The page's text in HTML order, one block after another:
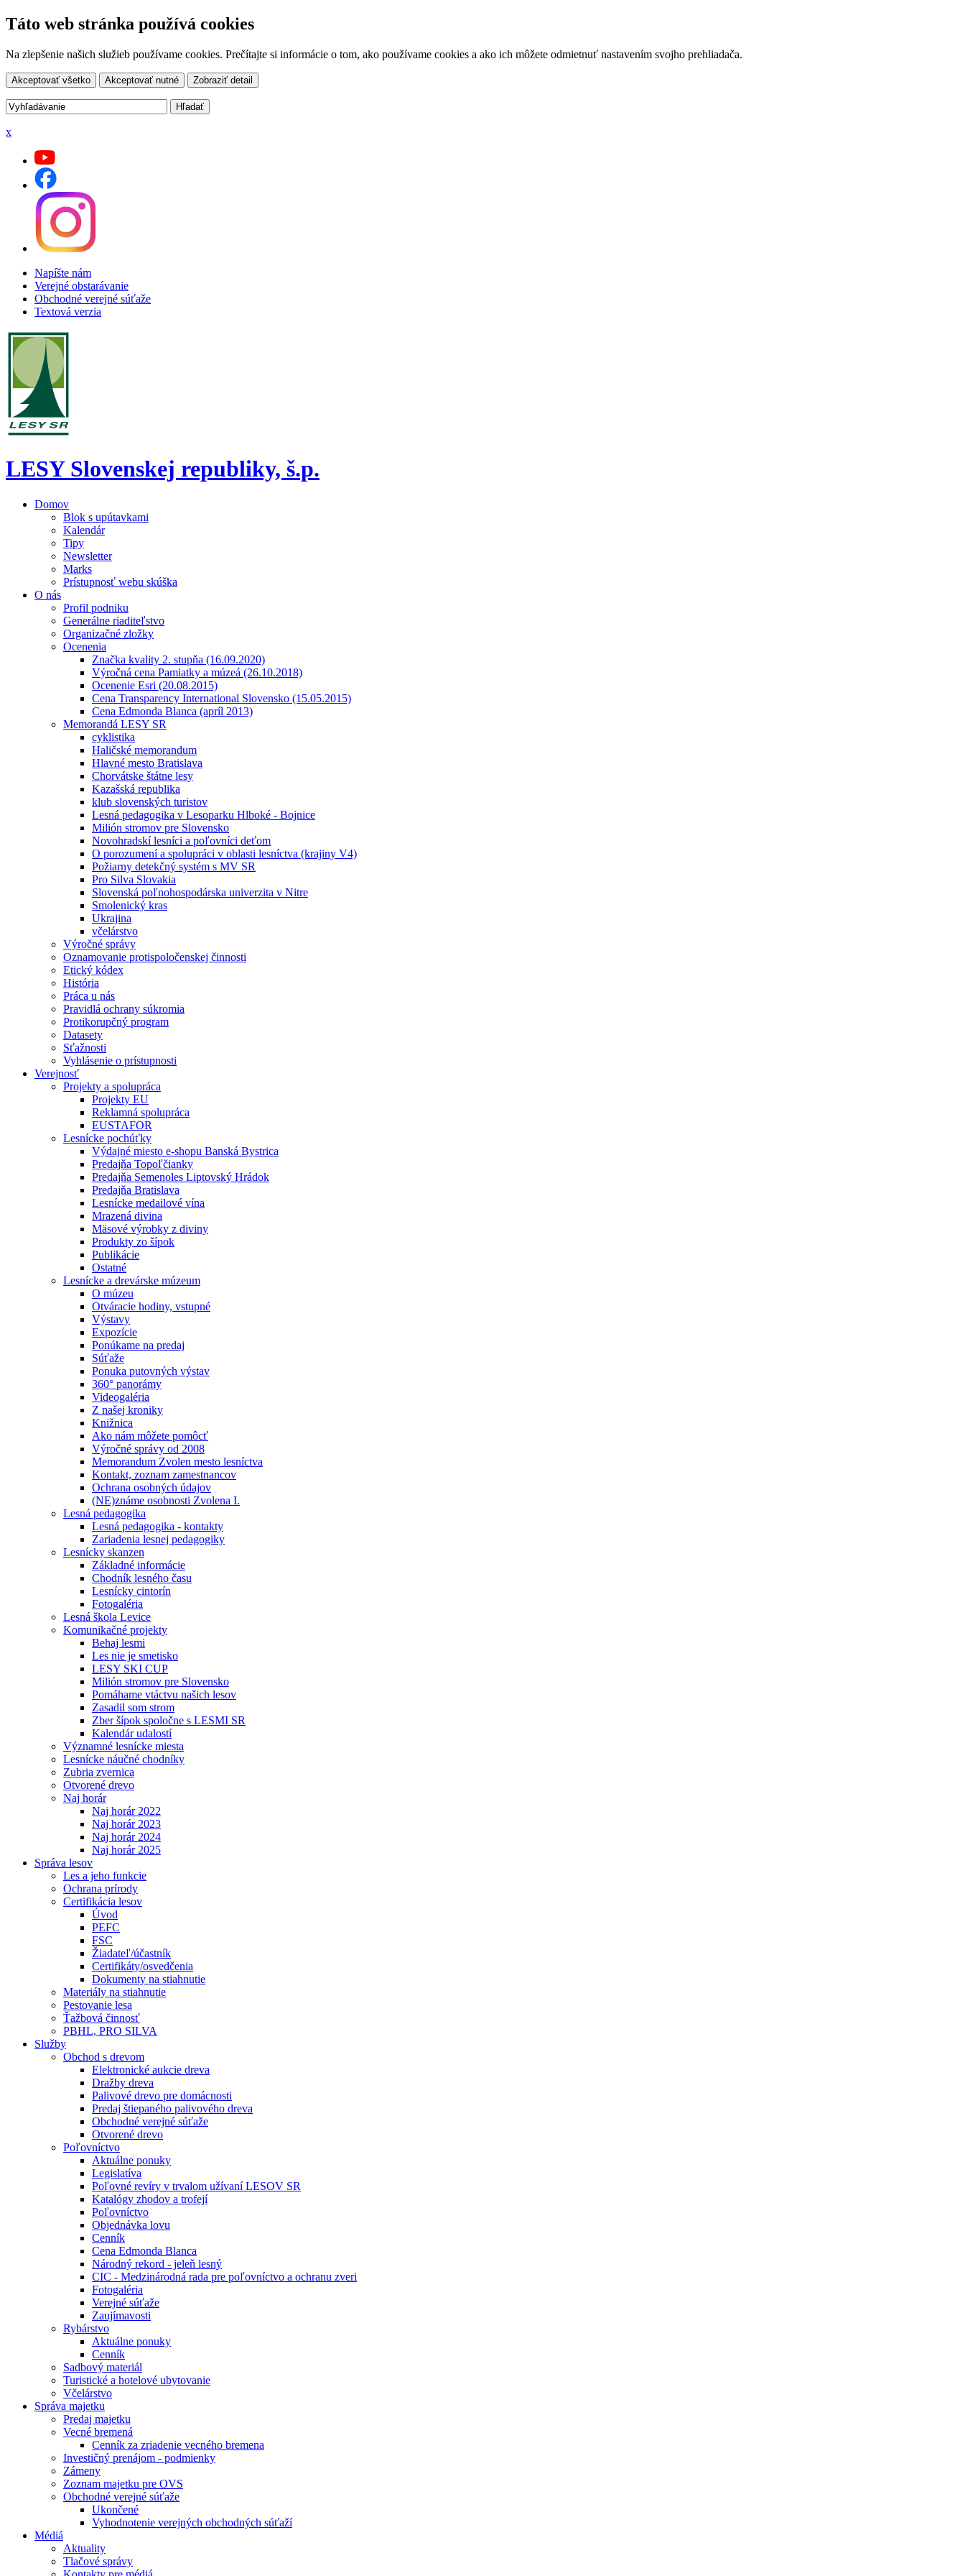
Táto web stránka používá cookies
Na zlepšenie našich služieb používame cookies. Prečítajte si informácie o tom, ako používame cookies a ako ich môžete odmietnuť nastavením svojho prehliadača.
Akceptovať všetko Akceptovať nutné Zobraziť detail
x
Napíšte nám
Verejné obstarávanie
Obchodné verejné súťaže
Textová verzia
LESY Slovenskej republiky, š.p.
Domov
Blok s upútavkami
Kalendár
Tipy
Newsletter
Marks
Prístupnosť webu skúška
O nás
Profil podniku
Generálne riaditeľstvo
Organizačné zložky
Ocenenia
Značka kvality 2. stupňa (16.09.2020)
Výročná cena Pamiatky a múzeá (26.10.2018)
Ocenenie Esri (20.08.2015)
Cena Transparency International Slovensko (15.05.2015)
Cena Edmonda Blanca (apríl 2013)
Memorandá LESY SR
cyklistika
Haličské memorandum
Hlavné mesto Bratislava
Chorvátske štátne lesy
Kazašská republika
klub slovenských turistov
Lesná pedagogika v Lesoparku Hlboké - Bojnice
Milión stromov pre Slovensko
Novohradskí lesníci a poľovníci deťom
O porozumení a spolupráci v oblasti lesníctva (krajiny V4)
Požiarny detekčný systém s MV SR
Pro Silva Slovakia
Slovenská poľnohospodárska univerzita v Nitre
Smolenický kras
Ukrajina
včelárstvo
Výročné správy
Oznamovanie protispoločenskej činnosti
Etický kódex
História
Práca u nás
Pravidlá ochrany súkromia
Protikorupčný program
Datasety
Sťažnosti
Vyhlásenie o prístupnosti
Verejnosť
Projekty a spolupráca
Projekty EU
Reklamná spolupráca
EUSTAFOR
Lesnícke pochúťky
Výdajné miesto e-shopu Banská Bystrica
Predajňa Topoľčianky
Predajňa Semenoles Liptovský Hrádok
Predajňa Bratislava
Lesnícke medailové vína
Mrazená divina
Mäsové výrobky z diviny
Produkty zo šípok
Publikácie
Ostatné
Lesnícke a drevárske múzeum
O múzeu
Otváracie hodiny, vstupné
Výstavy
Expozície
Ponúkame na predaj
Súťaže
Ponuka putovných výstav
360° panorámy
Videogaléria
Z našej kroniky
Knižnica
Ako nám môžete pomôcť
Výročné správy od 2008
Memorandum Zvolen mesto lesníctva
Kontakt, zoznam zamestnancov
Ochrana osobných údajov
(NE)známe osobnosti Zvolena I.
Lesná pedagogika
Lesná pedagogika - kontakty
Zariadenia lesnej pedagogiky
Lesnícky skanzen
Základné informácie
Chodník lesného času
Lesnícky cintorín
Fotogaléria
Lesná škola Levice
Komunikačné projekty
Behaj lesmi
Les nie je smetisko
LESY SKI CUP
Milión stromov pre Slovensko
Pomáhame vtáctvu našich lesov
Zasadil som strom
Zber šípok spoločne s LESMI SR
Kalendár udalostí
Významné lesnícke miesta
Lesnícke náučné chodníky
Zubria zvernica
Otvorené drevo
Naj horár
Naj horár 2022
Naj horár 2023
Naj horár 2024
Naj horár 2025
Správa lesov
Les a jeho funkcie
Ochrana prírody
Certifikácia lesov
Úvod
PEFC
FSC
Žiadateľ/účastník
Certifikáty/osvedčenia
Dokumenty na stiahnutie
Materiály na stiahnutie
Pestovanie lesa
Ťažbová činnosť
PBHL, PRO SILVA
Služby
Obchod s drevom
Elektronické aukcie dreva
Dražby dreva
Palivové drevo pre domácnosti
Predaj štiepaného palivového dreva
Obchodné verejné súťaže
Otvorené drevo
Poľovníctvo
Aktuálne ponuky
Legislatíva
Poľovné revíry v trvalom užívaní LESOV SR
Katalógy zhodov a trofejí
Poľovníctvo
Objednávka lovu
Cenník
Cena Edmonda Blanca
Národný rekord - jeleň lesný
CIC - Medzinárodná rada pre poľovníctvo a ochranu zveri
Fotogaléria
Verejné súťaže
Zaujímavosti
Rybárstvo
Aktuálne ponuky
Cenník
Sadbový materiál
Turistické a hotelové ubytovanie
Včelárstvo
Správa majetku
Predaj majetku
Vecné bremená
Cenník za zriadenie vecného bremena
Investičný prenájom - podmienky
Zámeny
Zoznam majetku pre OVS
Obchodné verejné súťaže
Ukončené
Vyhodnotenie verejných obchodných súťaží
Médiá
Aktuality
Tlačové správy